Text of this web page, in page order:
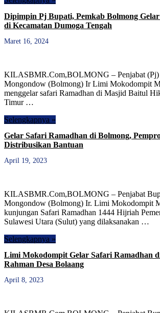
Dipimpin Pj Bupati, Pemkab Bolmong
di Kecamatan Dumoga Tengah
Maret 16, 2024
KILASBMR.Com,BOLMONG – Penjabat (Pj)
Mongondow (Bolmong) Ir Limi Mokodompit
menggelar safari Ramadhan di Masjid Baitul
Timur …
Selengkapnya »
Gelar Safari Ramadhan di Bolmong,
Distribusikan Bantuan
April 19, 2023
KILASBMR.Com,BOLMONG – Penjabat
Mongondow (Bolmong) Ir. Limi Mokodompit
kunjungan Safari Ramadhan 1444 Hijriah
Sulawesi Utara (Sulut) yang dilaksanakan …
Selengkapnya »
Limi Mokodompit Gelar Safari Ramadhan
Rahman Desa Bolaang
April 8, 2023